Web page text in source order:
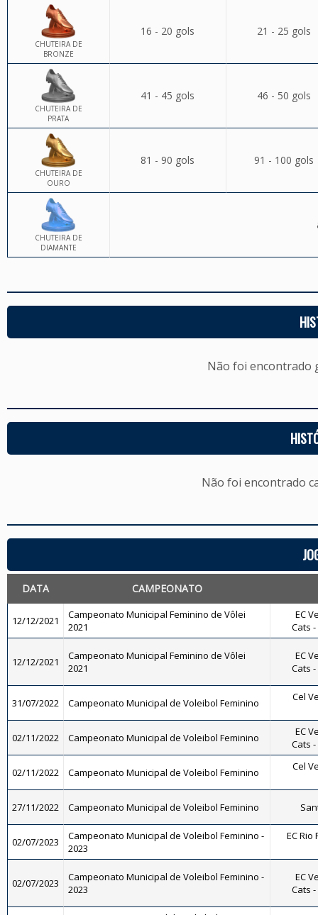
CHUTEIRA DE
BRONZE
16 - 20 gols 21 - 25 gols
CHUTEIRA DE
PRATA
41 - 45 gols 46 - 50 gols
CHUTEIRA DE
OURO
81 - 90 gols 91 - 100 gols
CHUTEIRA DE
DIAMANTE
Não foi encontrado
Não foi encontrado
DATA CAMPEONATO
12/12/2021
Campeonato Municipal Feminino de Vôlei
2021
EC
Cats
12/12/2021
Campeonato Municipal Feminino de Vôlei
2021
EC
Cats
31/07/2022 Campeonato Municipal de Voleibol Feminino Cel
02/11/2022 Campeonato Municipal de Voleibol Feminino
EC
Cats
02/11/2022 Campeonato Municipal de Voleibol Feminino Cel
27/11/2022 Campeonato Municipal de Voleibol Feminino
02/07/2023
Campeonato Municipal de Voleibol Feminino -
2023
EC
02/07/2023
Campeonato Municipal de Voleibol Feminino -
2023
EC
Cats